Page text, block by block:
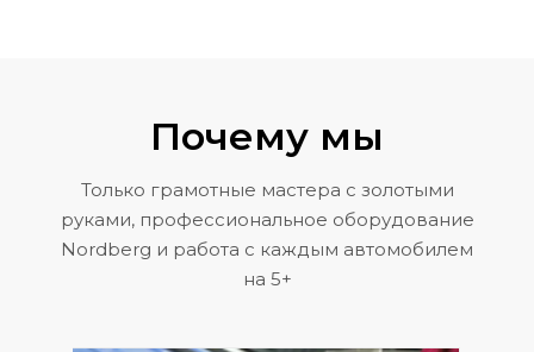
Почему мы
Только грамотные мастера с золотыми
руками, профессиональное оборудование
Nordberg и работа с каждым автомобилем
на 5+